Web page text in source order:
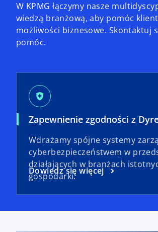
W KPMG łączymy nasze
wiedzą branżową, aby pomóc
możliwości biznesowe. Skontaktuj
pomóc.
health_and_safety
Zapewnienie zgodności z
Wdrażamy spójne systemy
cyberbezpieczeństwem w
działających w branżach
gospodarki.
Dowiedz się więcej